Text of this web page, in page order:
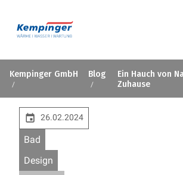
Kempinger GmbH Blog
Ein Hauch von
Zuhause
26.02.2024
Bad
Design